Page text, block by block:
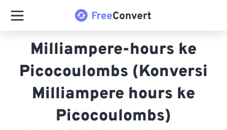
Milliampere-hours ke
Picocoulombs (Konversi
Milliampere hours ke
Picocoulombs)